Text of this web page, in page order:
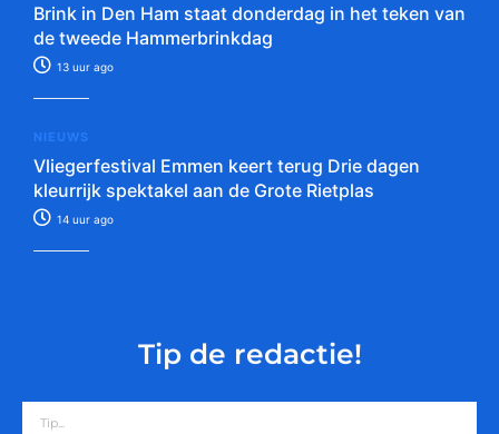
Brink in Den Ham staat donderdag in het teken van
de tweede Hammerbrinkdag
13 uur ago
NIEUWS
Vliegerfestival Emmen keert terug Drie dagen
kleurrijk spektakel aan de Grote Rietplas
14 uur ago
Tip de redactie!